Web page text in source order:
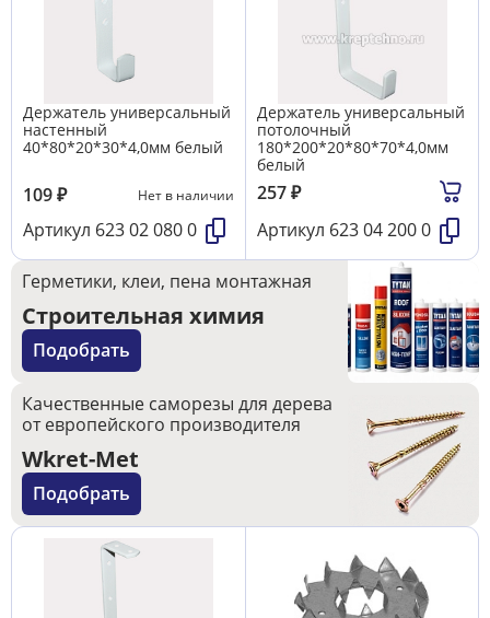
Держатель универсальный
настенный
40*80*20*30*4,0мм белый
109₽ Нет в наличии
Артикул 623 02 080 0
Держатель универсальный
потолочный
180*200*20*80*70*4,0мм
белый
257₽
Артикул 623 04 200 0
Герметики, клеи, пена монтажная
Строительная химия
Подобрать
Качественные саморезы для дерева
от европейского производителя
Wkret-Met
Подобрать